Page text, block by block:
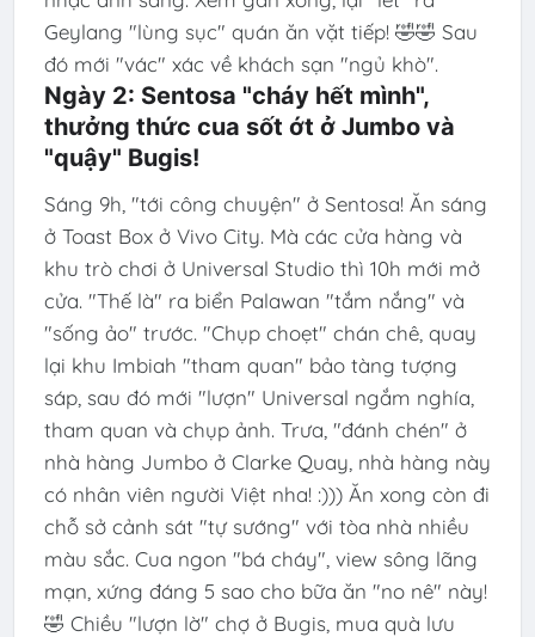
Geylang "lùng sục" quán ăn vặt tiếp! 🤣🤣 Sau
đó mới "vác" xác về khách sạn "ngủ khò".
Ngày 2: Sentosa "cháy hết mình",
thưởng thức cua sốt ớt ở Jumbo và
"quậy" Bugis!
Sáng 9h, "tới công chuyện" ở Sentosa! Ăn sáng
ở Toast Box ở Vivo City. Mà các cửa hàng và
khu trò chơi ở Universal Studio thì 10h mới mở
cửa. "Thế là" ra biển Palawan "tắm nắng" và
"sống ảo" trước. "Chụp choẹt" chán chê, quay
lại khu Imbiah "tham quan" bảo tàng tượng
sáp, sau đó mới "lượn" Universal ngắm nghía,
tham quan và chụp ảnh. Trưa, "đánh chén" ở
nhà hàng Jumbo ở Clarke Quay, nhà hàng này
có nhân viên người Việt nha! :))) Ăn xong còn đi
chỗ sở cảnh sát "tự sướng" với tòa nhà nhiều
màu sắc. Cua ngon "bá cháy", view sông lãng
mạn, xứng đáng 5 sao cho bữa ăn "no nê" này!
🤣 Chiều "lượn lờ" chợ ở Bugis, mua quà lưu